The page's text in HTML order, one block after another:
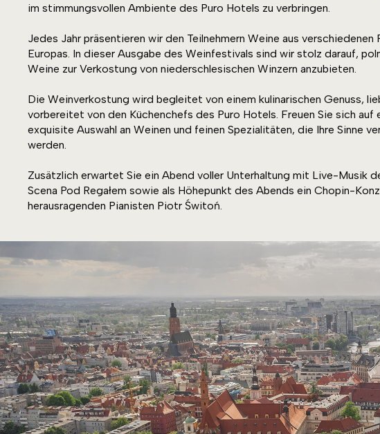
im stimmungsvollen Ambiente des Puro Hotels zu verbringen.
Jedes Jahr präsentieren wir den Teilnehmern Weine aus verschiedenen
Europas. In dieser Ausgabe des Weinfestivals sind wir stolz darauf,
Weine zur Verkostung von niederschlesischen Winzern anzubieten.
Die Weinverkostung wird begleitet von einem kulinarischen Genuss,
vorbereitet von den Küchenchefs des Puro Hotels. Freuen Sie sich auf
exquisite Auswahl an Weinen und feinen Spezialitäten, die Ihre Sinne
werden.
Zusätzlich erwartet Sie ein Abend voller Unterhaltung mit Live-Musik
Scena Pod Regałem sowie als Höhepunkt des Abends ein Chopin-
herausragenden Pianisten Piotr Świtoń.